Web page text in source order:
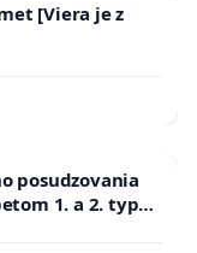
[Viera je z
posudzovania
1. a 2. typu